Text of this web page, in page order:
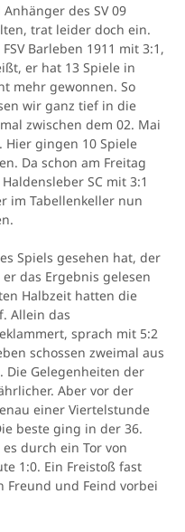
des SV 09
trat leider doch ein.
Barleben 1911 mit 3:1,
er hat 13 Spiele in
mehr gewonnen. So
wir ganz tief in die
zwischen dem 02. Mai
Hier gingen 10 Spiele
Da schon am Freitag
SC mit 3:1
im Tabellenkeller nun
Spiels gesehen hat, der
das Ergebnis gelesen
Halbzeit hatten die
Allein das
sprach mit 5:2
schossen zweimal aus
Die Gelegenheiten der
Aber vor der
einer Viertelstunde
beste ging in der 36.
durch ein Tor von
1:0. Ein Freistoß fast
Freund und Feind vorbei